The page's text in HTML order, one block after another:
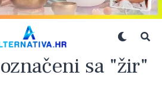
sa "žir"